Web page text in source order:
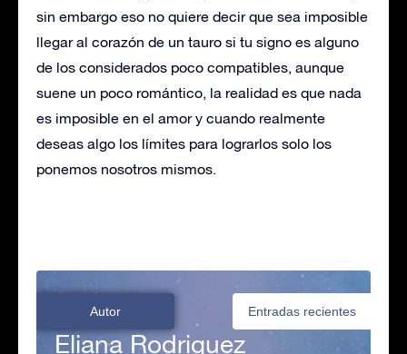
sin embargo eso no quiere decir que sea imposible
llegar al corazón de un tauro si tu signo es alguno
de los considerados poco compatibles, aunque
suene un poco romántico, la realidad es que nada
es imposible en el amor y cuando realmente
deseas algo los límites para lograrlos solo los
ponemos nosotros mismos.
Autor Entradas recientes
Eliana Rodriguez